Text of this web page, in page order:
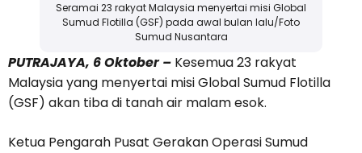
Seramai 23 rakyat Malaysia menyertai misi Global
Sumud Flotilla (GSF) pada awal bulan lalu/Foto
Sumud Nusantara
PUTRAJAYA, 6 Oktober – Kesemua 23 rakyat
Malaysia yang menyertai misi Global Sumud Flotilla
(GSF) akan tiba di tanah air malam esok.
Ketua Pengarah Pusat Gerakan Operasi Sumud